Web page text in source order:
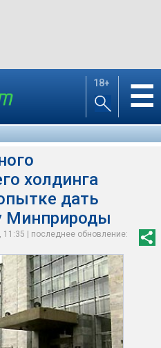
18+ ☰
холдинга
дать
Минприроды
11:35 | последнее обновление: